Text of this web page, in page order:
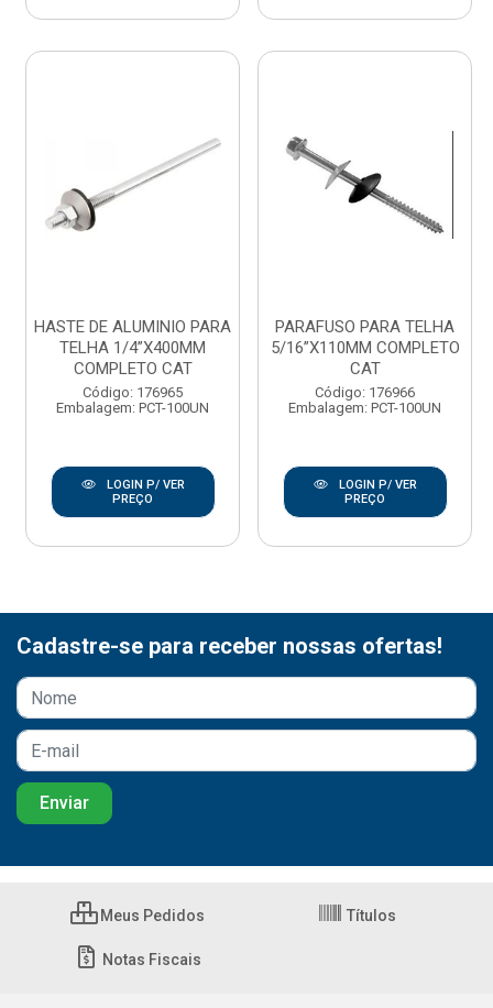
HASTE DE ALUMINIO PARA
TELHA 1/4”X400MM
COMPLETO CAT
Código: 176965
Embalagem: PCT-100UN
LOGIN P/ VER
PREÇO
PARAFUSO PARA TELHA
5/16”X110MM COMPLETO
CAT
Código: 176966
Embalagem: PCT-100UN
LOGIN P/ VER
PREÇO
Cadastre-se para receber nossas ofertas!
Meus Pedidos Títulos
Notas Fiscais